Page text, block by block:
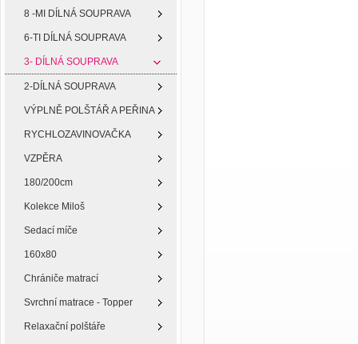
8 -MI DÍLNÁ SOUPRAVA
6-TI DÍLNÁ SOUPRAVA
3- DÍLNÁ SOUPRAVA
2-DÍLNÁ SOUPRAVA
VÝPLNĚ POLŠTÁŘ A PEŘINA
RYCHLOZAVINOVAČKA
VZPĚRA
180/200cm
Kolekce Miloš
Sedací míče
160x80
Chrániče matrací
Svrchní matrace - Topper
Relaxační polštáře